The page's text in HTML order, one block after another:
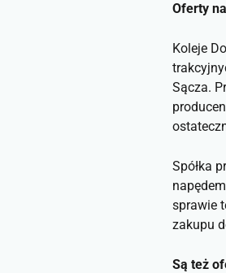
Oferty
Koleje
Sącza.
Spółka
sprawie
zakupu
Są też